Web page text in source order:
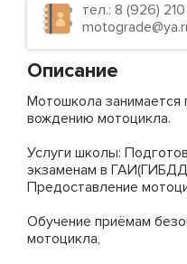
тел.: 8 (926)
Описание
Мотошкола занимается
вождению мотоцикла.
Услуги школы:
экзаменам в
Предоставление
Обучение приёмам
мотоцикла,